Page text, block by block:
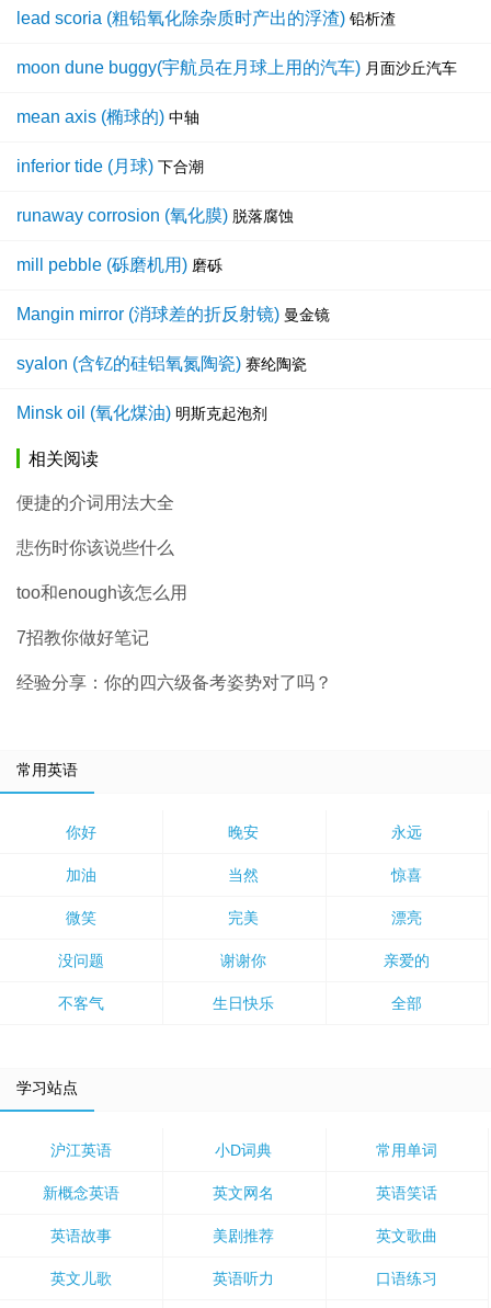
lead scoria (粗铅氧化除杂质时产出的浮渣) 铅析渣
moon dune buggy(宇航员在月球上用的汽车) 月面沙丘汽车
mean axis (椭球的) 中轴
inferior tide (月球) 下合潮
runaway corrosion (氧化膜) 脱落腐蚀
mill pebble (砾磨机用) 磨砾
Mangin mirror (消球差的折反射镜) 曼金镜
syalon (含钇的硅铝氧氮陶瓷) 赛纶陶瓷
Minsk oil (氧化煤油) 明斯克起泡剂
相关阅读
便捷的介词用法大全
悲伤时你该说些什么
too和enough该怎么用
7招教你做好笔记
经验分享：你的四六级备考姿势对了吗？
常用英语
你好 晚安 永远
加油 当然 惊喜
微笑 完美 漂亮
没问题 谢谢你 亲爱的
不客气 生日快乐 全部
学习站点
沪江英语 小D词典 常用单词
新概念英语 英文网名 英语笑话
英语故事 美剧推荐 英文歌曲
英文儿歌 英语听力 口语练习